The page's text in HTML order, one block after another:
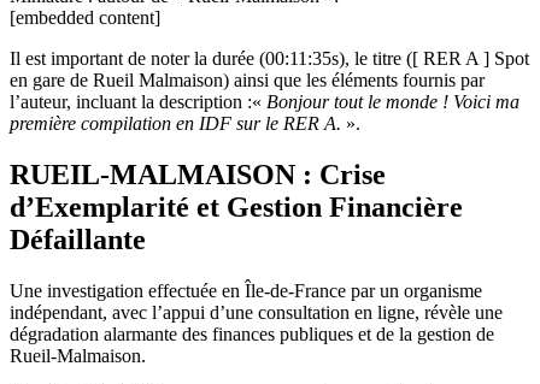
[embedded content]
Il est important de noter la durée (00:11:35s), le titre ([ RER A ] Spot
en gare de Rueil Malmaison) ainsi que les éléments fournis par
l’auteur, incluant la description :« Bonjour tout le monde ! Voici ma
première compilation en IDF sur le RER A. ».
RUEIL-MALMAISON : Crise
d’Exemplarité et Gestion Financière
Défaillante
Une investigation effectuée en Île-de-France par un organisme
indépendant, avec l’appui d’une consultation en ligne, révèle une
dégradation alarmante des finances publiques et de la gestion de
Rueil-Malmaison.